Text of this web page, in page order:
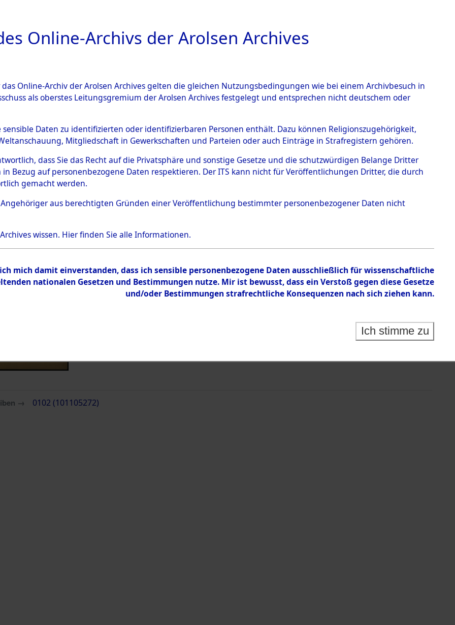
ARCHIVALE ÜBERSICHT BILD
→Kreis Wittgenstein→0102 (101105272)
0102 (101105272)
Übergeordnetes
Nordrhein-Westfalen
Inhalt
Zur Übersicht
→ 0102 (101105272)
Online-Archivs der Arolsen Archives
Online-Archiv der Arolsen Archives gelten die gleichen Nutzungsbedingungen wie bei einem Archivbesuch in
als oberstes Leitungsgremium der Arolsen Archives festgelegt und entsprechen nicht deutschem oder
sensible Daten zu identifizierten oder identifizierbaren Personen enthält. Dazu können Religionszugehörigkeit,
Mitgliedschaft in Gewerkschaften und Parteien oder auch Einträge in Strafregistern gehören.
dass Sie das Recht auf die Privatsphäre und sonstige Gesetze und die schutzwürdigen Belange Dritter
Bezug auf personenbezogene Daten respektieren. Der ITS kann nicht für Veröffentlichungen Dritter, die durch
gemacht werden.
Angehöriger aus berechtigten Gründen einer Veröffentlichung bestimmter personenbezogener Daten nicht
wissen. Hierfinden Sie alle Informationen.
mich damit einverstanden, dass ich sensible personenbezogene Daten ausschließlich für wissenschaftliche
nationalen Gesetzen und Bestimmungen nutze. Mir ist bewusst, dass ein Verstoß gegen diese Gesetze
und/oder Bestimmungen strafrechtliche Konsequenzen nach sich ziehen kann.
Ich stimme zu